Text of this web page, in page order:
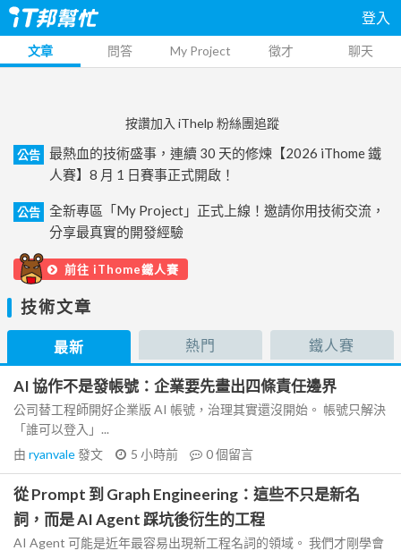
登入
文章 問答 My Project 徵才 聊天
按讚加入 iThelp 粉絲團追蹤
公告
最熱血的技術盛事，連續 30 天的修煉【2026 iThome 鐵
人賽】8 月 1 日賽事正式開啟！
公告
全新專區「My Project」正式上線！邀請你用技術交流，
分享最真實的開發經驗
前往 iThome鐵人賽
技術文章
最新 熱門 鐵人賽
AI 協作不是發帳號：企業要先畫出四條責任邊界
公司替工程師開好企業版 AI 帳號，治理其實還沒開始。 帳號只解決
「誰可以登入」...
由 ryanvale發文 5 小時前 0個留言
從 Prompt 到 Graph Engineering：這些不只是新名
詞，而是 AI Agent 踩坑後衍生的工程
AI Agent 可能是近年最容易出現新工程名詞的領域。 我們才剛學會